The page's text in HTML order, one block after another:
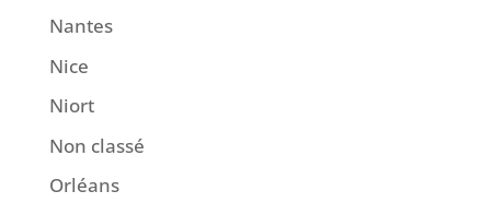
Nantes
Nice
Niort
Non classé
Orléans